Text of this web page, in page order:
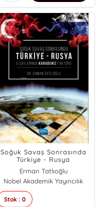
Soğuk Savaş Sonrasında
Türkiye - Rusya
İlişkilerinde Karadeniz
Faktörü
Erman Tatlıoğlu
Nobel Akademik Yayıncılık
Stok : 0